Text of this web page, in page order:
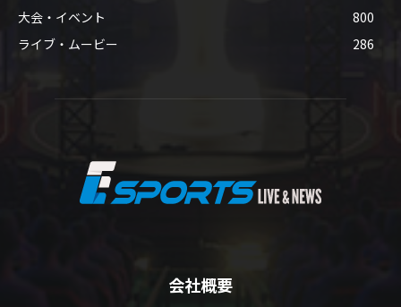
大会・イベント
800
ライブ・ムービー
286
会社概要